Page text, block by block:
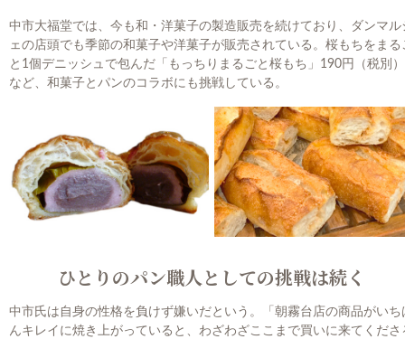
中市大福堂では、今も和・洋菓子の製造販売を続けており、ダンマル
ェの店頭でも季節の和菓子や洋菓子が販売されている。桜もちをまる
と1個デニッシュで包んだ「もっちりまるごと桜もち」190円（税別）
など、和菓子とパンのコラボにも挑戦している。
ひとりのパン職人としての挑戦は続く
中市氏は自身の性格を負けず嫌いだという。「朝霧台店の商品がいち
んキレイに焼き上がっていると、わざわざここまで買いに来てくださ